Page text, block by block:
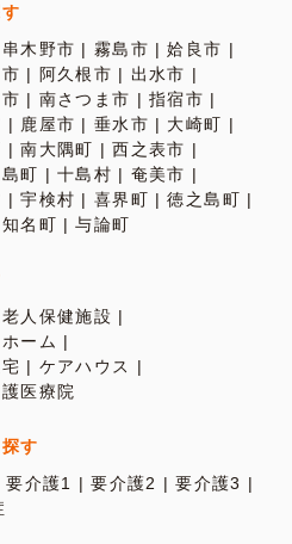
木野市 霧島市
姶良市
阿久根市
出水市
南さつま市
指宿市
鹿屋市 垂水市
大崎町
南大隅町
西之表市
町 十島村
奄美市
宇検村 喜界町
徳之島町
知名町 与論町
人保健施設
ーム
ケアハウス
医療院
す
要介護1 要介護2
要介護3